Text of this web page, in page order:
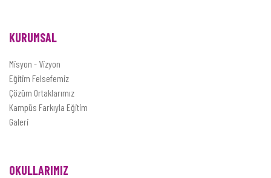
KURUMSAL
Misyon - Vizyon
Eğitim Felsefemiz
Çözüm Ortaklarımız
Kampüs Farkıyla Eğitim
Galeri
OKULLARIMIZ